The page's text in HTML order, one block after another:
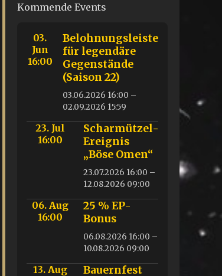
Kommende Events
03.
Jun
16:00
Belohnungsleiste
für legendäre
Gegenstände
(Saison 22)
03.06.2026 16:00 –
02.09.2026 15:59
23. Jul
16:00
Scharmützel-
Ereignis
„Böse Omen“
23.07.2026 16:00 –
12.08.2026 09:00
06. Aug
16:00
25 % EP-
Bonus
06.08.2026 16:00 –
10.08.2026 09:00
13. Aug
Bauernfest